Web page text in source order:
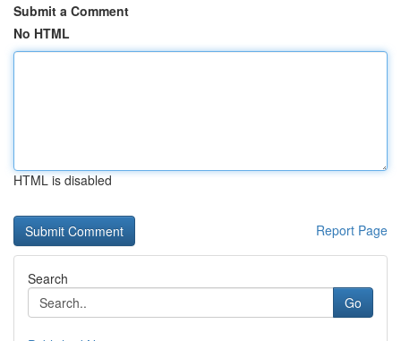
Submit a Comment
No HTML
HTML is disabled
Report Page
Search
Go